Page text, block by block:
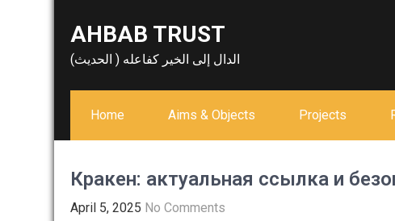
AHBAB TRUST
الدال إلى الخير كفاعله ( الحديث)
Home Aims & Objects Projects
Кракен: актуальная ссылка и
April 5, 2025 No Comments